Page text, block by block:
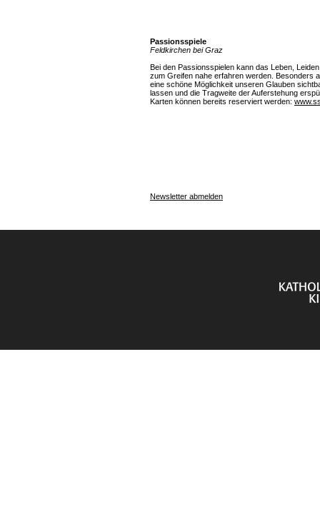
Passionsspiele
Feldkirchen bei Graz
Bei den Passionsspielen kann das Leben,
zum Greifen nahe erfahren werden. Besonders
eine schöne Möglichkeit unseren Glauben
lassen und die Tragweite der Auferstehung
Karten können bereits reserviert werden:
Newsletter abmelden